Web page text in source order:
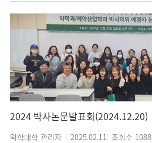
2024 박사논문발표회(2024.12.20)
약학대학 관리자 2025.02.11 조회수 1088